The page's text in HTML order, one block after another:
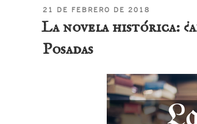
PUBLICADO
EL
21 DE FEBRERO DE 2018
La novela histórica:
Posadas